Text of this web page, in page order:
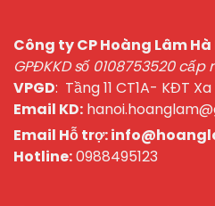
Công ty CP Hoàng Lâm Hà
GPĐKKD số 0108753520
VPGD: Tầng 11 CT1A- KĐT
Email KD:
Email Hỗ trợ:
Hotline:0988495123